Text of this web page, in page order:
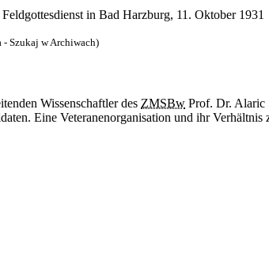
in Bad Harzburg, 11. Oktober 1931
Szukaj w Archiwach)
Wissenschaftler des ZMSBw Prof. Dr. Alaric
Eine Veteranenorganisation und ihr Verhältnis